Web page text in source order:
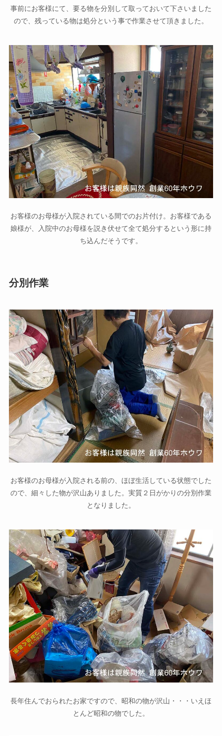
事前にお客様にて、要る物を分別して取っておいて下さいました
ので、残っている物は処分という事で作業させて頂きました。
お客様のお母様が入院されている間でのお片付け。お客様である
娘様が、入院中のお母様を説き伏せて全て処分するという形に持
ち込んだそうです。
分別作業
お客様のお母様が入院される前の、ほぼ生活している状態でした
ので、細々した物が沢山ありました。実質２日がかりの分別作業
となりました。
長年住んでおられたお家ですので、昭和の物が沢山・・・いえほ
とんど昭和の物でした。